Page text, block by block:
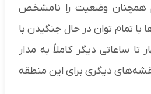
همچنان وضعیت را نامشخص
تمام توان در حال جنگیدن با
تا ساعاتی دیگر کاملاً به مدار
دیگری برای این منطقه